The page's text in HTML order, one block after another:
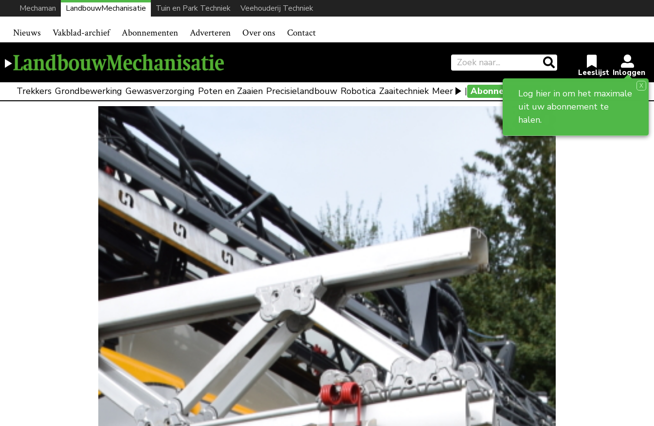
Mechaman LandbouwMechanisatie Tuin en Park Techniek Veehouderij Techniek
Nieuws Vakblad-archief Abonnementen Adverteren Over ons Contact
Log hier in om het maximale
uit uw abonnement te
halen.
X
Trekkers Grondbewerking Gewasverzorging Poten en Zaaien Precisielandbouw Robotica Zaaitechniek Meer | Abonneevoordeel